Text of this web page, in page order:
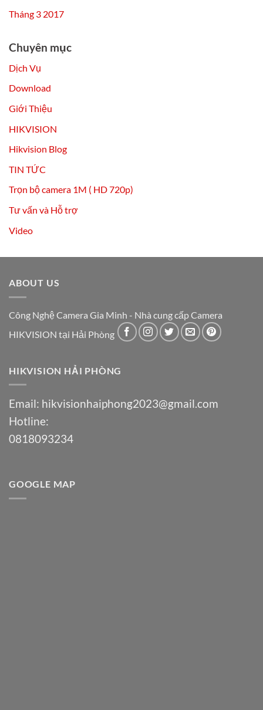
Tháng 3 2017
Chuyên mục
Dịch Vụ
Download
Giới Thiệu
HIKVISION
Hikvision Blog
TIN TỨC
Trọn bộ camera 1M ( HD 720p)
Tư vấn và Hỗ trợ
Video
ABOUT US
Công Nghệ Camera Gia Minh - Nhà cung cấp Camera
HIKVISION tại Hải Phòng
HIKVISION HẢI PHÒNG
Email: hikvisionhaiphong2023@gmail.com
Hotline:
0818093234
GOOGLE MAP